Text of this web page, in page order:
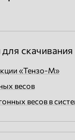
скачивания
«Тензо-М»
весов
весов в